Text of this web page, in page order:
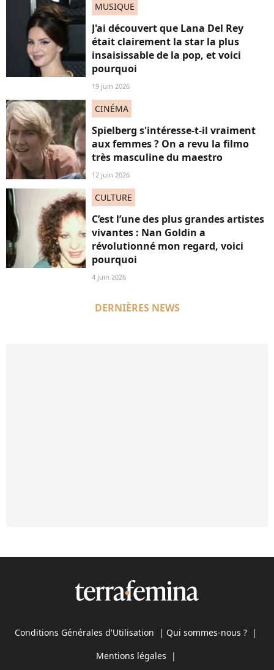
MUSIQUE
J'ai découvert que Lana Del Rey
était clairement la star la plus
insaisissable de la pop, et voici
pourquoi
19 juin 2026
CINÉMA
Spielberg s'intéresse-t-il vraiment
aux femmes ? On a revu la filmo
très masculine du maestro
12 juin 2026
CULTURE
C’est l’une des plus grandes artistes
vivantes : Nan Goldin a
révolutionné mon regard, voici
pourquoi
4 juin 2026
DERNIÈRES NEWS
Conditions Générales d'Utilisation | Qui sommes-nous ? |
Mentions légales |